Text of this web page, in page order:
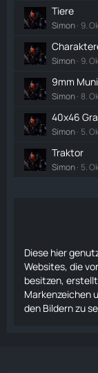
Tiere
Simon 9.
Simon 9.
9mm
Simon 8.
40x46
Simon 5.
Traktor
Simon 5.
Diese hier
Websites, die
besitzen,
Markenzeichen
den Bildern zu